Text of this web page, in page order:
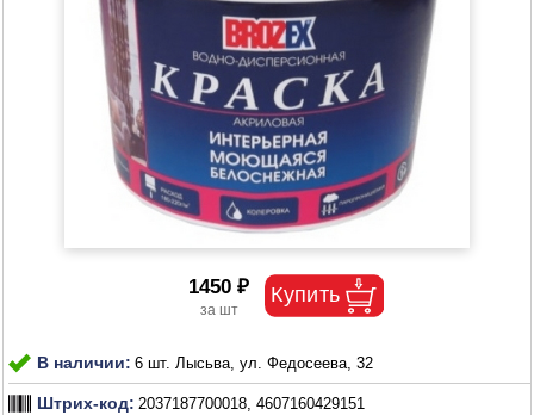
1450 ₽
В наличии: 6 шт. Лысьва, ул. Федосеева, 32
Штрих-код: 2037187700018, 4607160429151